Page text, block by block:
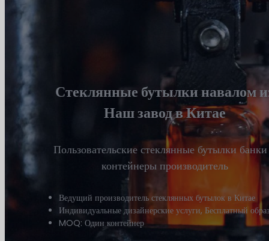
Стеклянные бутылки навалом
Наш завод в Китае
Пользовательские стеклянные бутылки
контейнеры производитель
Ведущий производитель стеклянных бутылок в Китае
Индивидуальные дизайнерские услуги, Бесплатный
MOQ: Один контейнер